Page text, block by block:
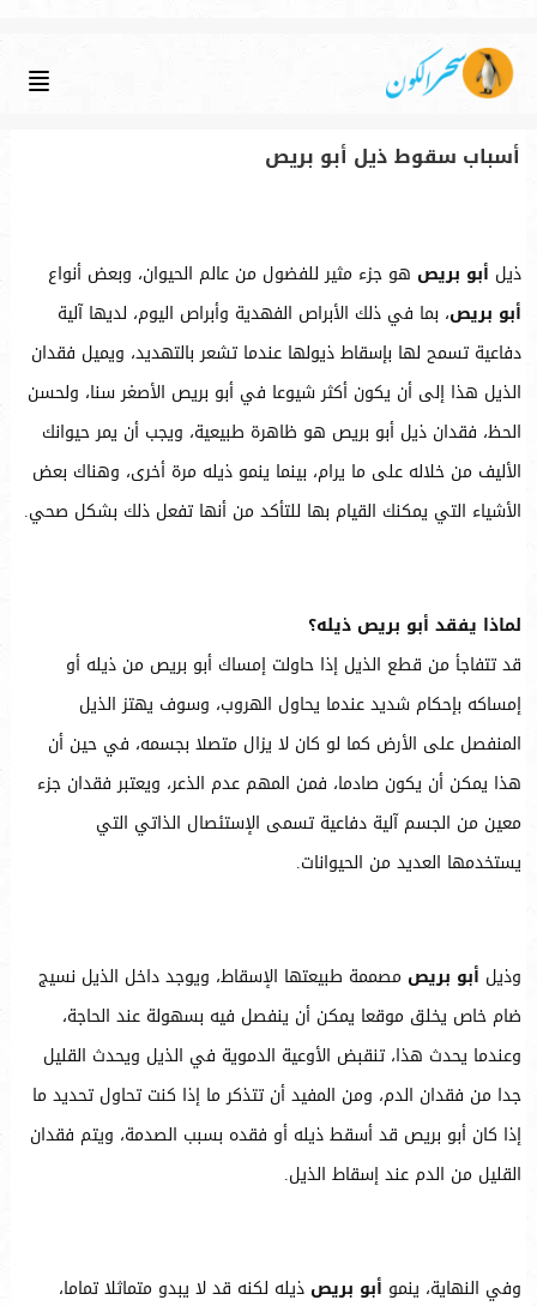
أسباب سقوط ذيل أبو بريص
ذيل أبو بريص هو جزء مثير للفضول من عالم الحيوان، وبعض أنواع
أبو بريص، بما في ذلك الأبراص الفهدية وأبراص اليوم، لديها آلية
دفاعية تسمح لها بإسقاط ذيولها عندما تشعر بالتهديد، ويميل فقدان
الذيل هذا إلى أن يكون أكثر شيوعا في أبو بريص الأصغر سنا، ولحسن
الحظ، فقدان ذيل أبو بريص هو ظاهرة طبيعية، ويجب أن يمر حيوانك
الأليف من خلاله على ما يرام، بينما ينمو ذيله مرة أخرى، وهناك بعض
الأشياء التي يمكنك القيام بها للتأكد من أنها تفعل ذلك بشكل صحي.
لماذا يفقد أبو بريص ذيله؟
قد تتفاجأ من قطع الذيل إذا حاولت إمساك أبو بريص من ذيله أو
إمساكه بإحكام شديد عندما يحاول الهروب، وسوف يهتز الذيل
المنفصل على الأرض كما لو كان لا يزال متصلا بجسمه، في حين أن
هذا يمكن أن يكون صادما، فمن المهم عدم الذعر، ويعتبر فقدان جزء
معين من الجسم آلية دفاعية تسمى الإستئصال الذاتي التي
يستخدمها العديد من الحيوانات.
وذيل أبو بريص مصممة طبيعتها الإسقاط، ويوجد داخل الذيل نسيج
ضام خاص يخلق موقعا يمكن أن ينفصل فيه بسهولة عند الحاجة،
وعندما يحدث هذا، تنقبض الأوعية الدموية في الذيل ويحدث القليل
جدا من فقدان الدم، ومن المفيد أن تتذكر ما إذا كنت تحاول تحديد ما
إذا كان أبو بريص قد أسقط ذيله أو فقده بسبب الصدمة، ويتم فقدان
القليل من الدم عند إسقاط الذيل.
وفي النهاية، ينمو أبو بريص ذيله لكنه قد لا يبدو متماثلا تماما،